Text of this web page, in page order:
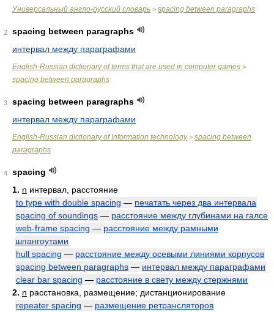
Универсальный англо-русский словарь > spacing between paragraphs
2
spacing between paragraphs
интервал между параграфами
English-Russian dictionary of terms that are used in computer games >
spacing between paragraphs
3
spacing between paragraphs
интервал между параграфами
English-Russian dictionary of Information technology> spacing between
paragraphs
4
spacing
1. n интервал, расстояние
to type with double spacing — печатать через два интервала
spacing of soundings — расстояние между глубинами на галсе
web-frame spacing — расстояние между рамными
шпангоутами
hull spacing — расстояние между осевыми линиями корпусов
spacing between paragraphs — интервал между параграфами
clear bar spacing — расстояние в свету между стержнями
2. n расстановка, размещение; дистанционирование
repeater spacing — размещение ретрансляторов